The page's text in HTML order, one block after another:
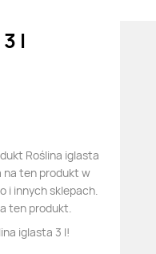
l
Roślina iglasta
na ten produkt w
i innych sklepach.
ten produkt.
iglasta 3 l!